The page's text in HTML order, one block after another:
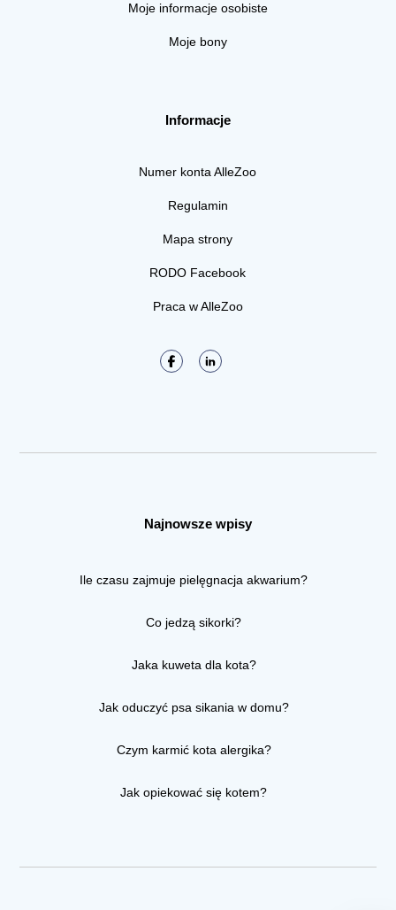
Moje informacje osobiste
Moje bony
Informacje
Numer konta AlleZoo
Regulamin
Mapa strony
RODO Facebook
Praca w AlleZoo
Najnowsze wpisy
Ile czasu zajmuje pielęgnacja akwarium?
Co jedzą sikorki?
Jaka kuweta dla kota?
Jak oduczyć psa sikania w domu?
Czym karmić kota alergika?
Jak opiekować się kotem?